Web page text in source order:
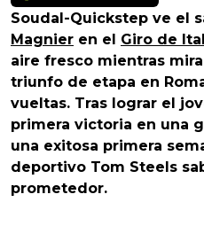
Soudal-Quickstep ve el
Magnier en el Giro de
aire fresco mientras
triunfo de etapa en
vueltas. Tras lograr el
primera victoria en una
una exitosa primera
deportivo Tom Steels
prometedor.